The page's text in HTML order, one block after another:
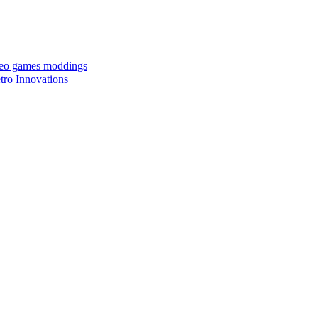
games moddings
Innovations